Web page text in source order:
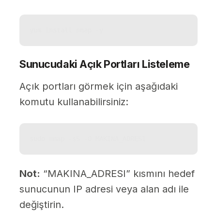
Sunucudaki Açık Portları Listeleme
Açık portları görmek için aşağıdaki
komutu kullanabilirsiniz:
Not: “MAKINA_ADRESI” kısmını hedef
sunucunun IP adresi veya alan adı ile
değiştirin.